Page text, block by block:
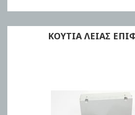
ΚΟΥΤΙΑ ΛΕΙΑΣ